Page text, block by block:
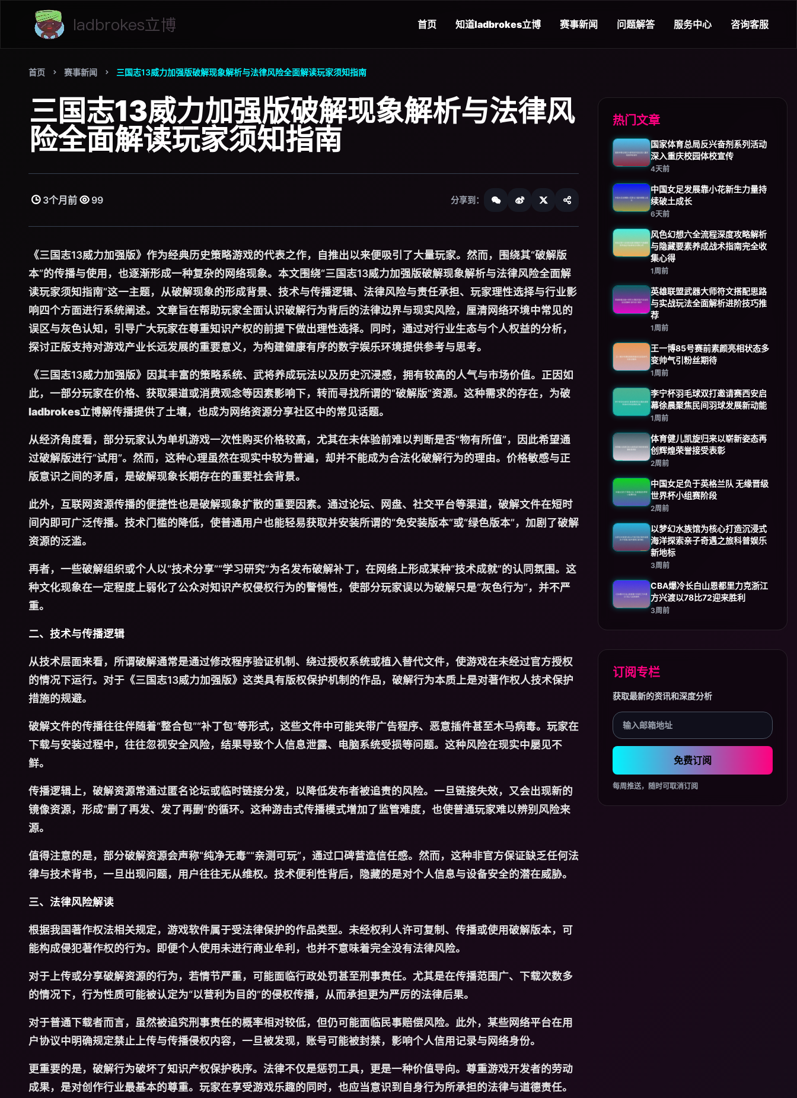
首页 知道ladbrokes立博 赛事新闻 问题解答 服务中心 咨询客服
首页 赛事新闻 三国志13威力加强版破解现象解析与法律风险全面解读玩家须知指南
三国志13威力加强版破解现象解析与法律风
险全面解读玩家须知指南
3个月前 99 分享到：
《三国志13威力加强版》作为经典历史策略游戏的代表之作，自推出以来便吸引了大量玩家。然而，围绕其“破解版
本”的传播与使用，也逐渐形成一种复杂的网络现象。本文围绕“三国志13威力加强版破解现象解析与法律风险全面解
读玩家须知指南”这一主题，从破解现象的形成背景、技术与传播逻辑、法律风险与责任承担、玩家理性选择与行业影
响四个方面进行系统阐述。文章旨在帮助玩家全面认识破解行为背后的法律边界与现实风险，厘清网络环境中常见的
误区与灰色认知，引导广大玩家在尊重知识产权的前提下做出理性选择。同时，通过对行业生态与个人权益的分析，
探讨正版支持对游戏产业长远发展的重要意义，为构建健康有序的数字娱乐环境提供参考与思考。
《三国志13威力加强版》因其丰富的策略系统、武将养成玩法以及历史沉浸感，拥有较高的人气与市场价值。正因如
此，一部分玩家在价格、获取渠道或消费观念等因素影响下，转而寻找所谓的“破解版”资源。这种需求的存在，为破
ladbrokes立博解传播提供了土壤，也成为网络资源分享社区中的常见话题。
从经济角度看，部分玩家认为单机游戏一次性购买价格较高，尤其在未体验前难以判断是否“物有所值”，因此希望通
过破解版进行“试用”。然而，这种心理虽然在现实中较为普遍，却并不能成为合法化破解行为的理由。价格敏感与正
版意识之间的矛盾，是破解现象长期存在的重要社会背景。
此外，互联网资源传播的便捷性也是破解现象扩散的重要因素。通过论坛、网盘、社交平台等渠道，破解文件在短时
间内即可广泛传播。技术门槛的降低，使普通用户也能轻易获取并安装所谓的“免安装版本”或“绿色版本”，加剧了破解
资源的泛滥。
再者，一些破解组织或个人以“技术分享”“学习研究”为名发布破解补丁，在网络上形成某种“技术成就”的认同氛围。这
种文化现象在一定程度上弱化了公众对知识产权侵权行为的警惕性，使部分玩家误以为破解只是“灰色行为”，并不严
重。
二、技术与传播逻辑
从技术层面来看，所谓破解通常是通过修改程序验证机制、绕过授权系统或植入替代文件，使游戏在未经过官方授权
的情况下运行。对于《三国志13威力加强版》这类具有版权保护机制的作品，破解行为本质上是对著作权人技术保护
措施的规避。
破解文件的传播往往伴随着“整合包”“补丁包”等形式，这些文件中可能夹带广告程序、恶意插件甚至木马病毒。玩家在
下载与安装过程中，往往忽视安全风险，结果导致个人信息泄露、电脑系统受损等问题。这种风险在现实中屡见不
鲜。
传播逻辑上，破解资源常通过匿名论坛或临时链接分发，以降低发布者被追责的风险。一旦链接失效，又会出现新的
镜像资源，形成“删了再发、发了再删”的循环。这种游击式传播模式增加了监管难度，也使普通玩家难以辨别风险来
源。
值得注意的是，部分破解资源会声称“纯净无毒”“亲测可玩”，通过口碑营造信任感。然而，这种非官方保证缺乏任何法
律与技术背书，一旦出现问题，用户往往无从维权。技术便利性背后，隐藏的是对个人信息与设备安全的潜在威胁。
三、法律风险解读
根据我国著作权法相关规定，游戏软件属于受法律保护的作品类型。未经权利人许可复制、传播或使用破解版本，可
能构成侵犯著作权的行为。即便个人使用未进行商业牟利，也并不意味着完全没有法律风险。
对于上传或分享破解资源的行为，若情节严重，可能面临行政处罚甚至刑事责任。尤其是在传播范围广、下载次数多
的情况下，行为性质可能被认定为“以营利为目的”的侵权传播，从而承担更为严厉的法律后果。
对于普通下载者而言，虽然被追究刑事责任的概率相对较低，但仍可能面临民事赔偿风险。此外，某些网络平台在用
户协议中明确规定禁止上传与传播侵权内容，一旦被发现，账号可能被封禁，影响个人信用记录与网络身份。
更重要的是，破解行为破坏了知识产权保护秩序。法律不仅是惩罚工具，更是一种价值导向。尊重游戏开发者的劳动
成果，是对创作行业最基本的尊重。玩家在享受游戏乐趣的同时，也应当意识到自身行为所承担的法律与道德责任。
热门文章
国家体育总局反兴奋剂系列活动
深入重庆校园体校宣传
4天前
中国女足发展靠小花新生力量持
续破土成长
6天前
风色幻想六全流程深度攻略解析
与隐藏要素养成战术指南完全收
集心得
1周前
英雄联盟武器大师符文搭配思路
与实战玩法全面解析进阶技巧推
荐
1周前
王一博85号赛前素颜亮相状态多
变帅气引粉丝期待
1周前
李宁杯羽毛球双打邀请赛西安启
幕徐晨聚焦民间羽球发展新动能
1周前
体育健儿凯旋归来以崭新姿态再
创辉煌荣誉接受表彰
2周前
中国女足负于英格兰队 无缘晋级
世界杯小组赛阶段
2周前
以梦幻水族馆为核心打造沉浸式
海洋探索亲子奇遇之旅科普娱乐
新地标
3周前
CBA爆冷长白山恩都里力克浙江
方兴渡以78比72迎来胜利
3周前
订阅专栏
获取最新的资讯和深度分析
免费订阅
每周推送，随时可取消订阅